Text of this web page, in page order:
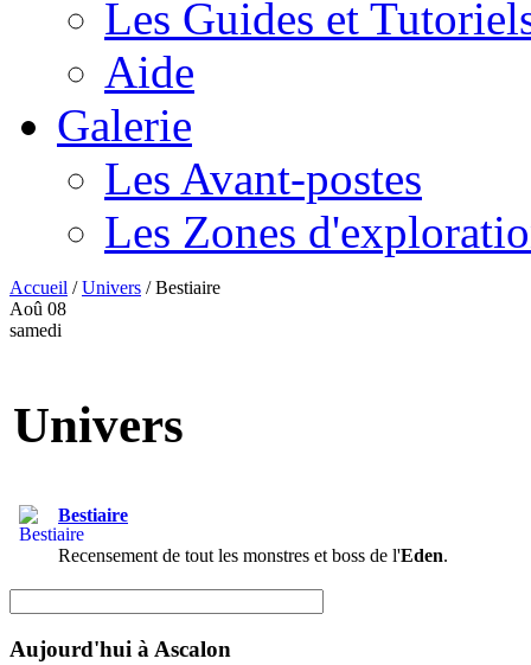
Les Guides et
Aide
Galerie
Les Avant-postes
Les Zones
Accueil /Univers /Bestiaire
Aoû 08
samedi
Univers
Bestiaire
Recensement de tout les monstres et boss de l'Eden.
Aujourd'hui à Ascalon